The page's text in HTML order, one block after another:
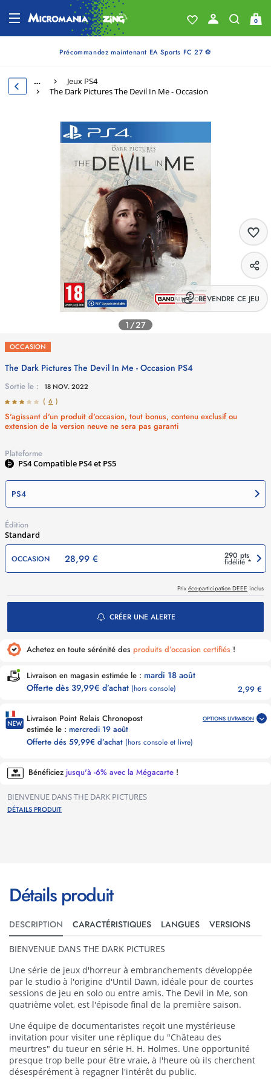
0
Précommandez maintenant EA Sports FC 27 ⚽
…
Jeux PS4
The Dark Pictures The Devil In Me - Occasion
1/27
REVENDRE CE JEU
OCCASION
The Dark Pictures The Devil In Me - Occasion PS4
Sortie le :
18 NOV. 2022
( 6 )
S'agissant d'un produit d'occasion, tout bonus, contenu exclusif ou
extension de la version neuve ne sera pas garanti
Édition
Standard
Plateforme
PS4Compatible PS4 et PS5
PS4
OCCASION 28,99 € 290 pts
fidélité *
Prix éco-participation DEEE inclus
CRÉER UNE ALERTE
Achetez en toute sérénité des produits d’occasion certifiés !
Livraison en magasin estimée le : mardi 18 août
Offerte dès 39,99€ d’achat (hors console) 2,99 €
Livraison Point Relais Chronopost
estimée le : mercredi 19 août
Offerte dés 59,99€ d’achat (hors console et livre)
OPTIONS LIVRAISON
Bénéficiez jusqu'à -6% avec la Mégacarte !
BIENVENUE DANS THE DARK PICTURES
DÉTAILS PRODUIT
Détails produit
DESCRIPTION CARACTÉRISTIQUES LANGUES VERSIONS
BIENVENUE DANS THE DARK PICTURES
Une série de jeux d'horreur à embranchements développée
par le studio à l'origine d'Until Dawn, idéale pour de courtes
sessions de jeu en solo ou entre amis. The Devil in Me, son
quatrième volet, est l'épisode final de la première saison.
Une équipe de documentaristes reçoit une mystérieuse
invitation pour visiter une réplique du "Château des
meurtres" du tueur en série H. H. Holmes. Une opportunité
presque trop belle pour être vraie, à l'heure où ils cherchent
désespérément à regagner l'intérêt du public.